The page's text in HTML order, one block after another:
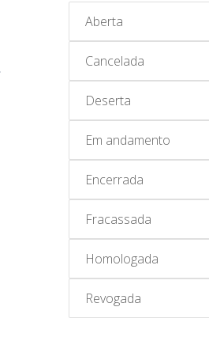
Aberta
Cancelada
Deserta
Em andamento
Encerrada
Fracassada
Homologada
Revogada